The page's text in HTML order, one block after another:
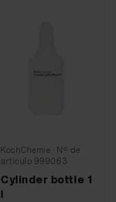
KochChemie · Nº de
artículo 999063
Cylinder bottle 1
l